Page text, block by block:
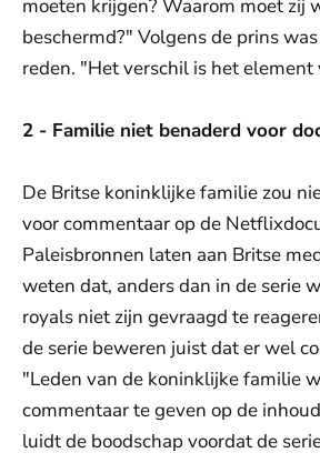
moeten krijgen? Waarom moet zij
beschermd?" Volgens de prins
reden. "Het verschil is het element
2 - Familie niet benaderd voor
De Britse koninklijke familie zou
voor commentaar op de
Paleisbronnen laten aan Britse
weten dat, anders dan in de serie
royals niet zijn gevraagd te
de serie beweren juist dat er wel
"Leden van de koninklijke familie
commentaar te geven op de
luidt de boodschap voordat de